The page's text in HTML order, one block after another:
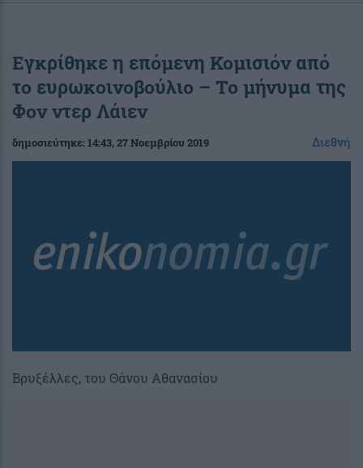
Εγκρίθηκε η επόμενη Κομισιόν από
το ευρωκοινοβούλιο – Το μήνυμα της
Φον ντερ Λάιεν
δημοσιεύτηκε:14:43, 27 Νοεμβρίου 2019 Διεθνή
Βρυξέλλες, του Θάνου Αθανασίου